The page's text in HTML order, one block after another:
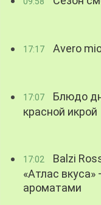
17:17 Avero
17:07
Блюдо
красной икрой
17:02
Balzi
«Атлас
ароматами